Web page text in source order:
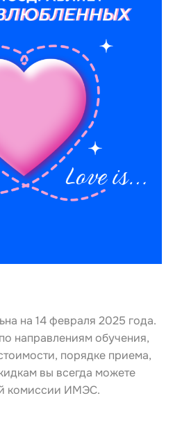
на 14 февраля 2025 года.
направлениям обучения,
порядке приема,
вы всегда можете
комиссии ИМЭС.